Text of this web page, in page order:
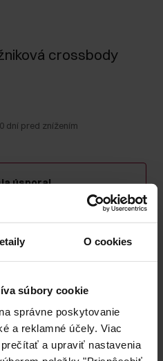
O cookies
súbory cookie
správne poskytovanie
a reklamné účely. Viac
a upraviť nastavenia
crossbody
dní pred znížením
úspora!
kategórie kabeliek, kufrov
taštičiek a získajte 30
započítava v košíku.